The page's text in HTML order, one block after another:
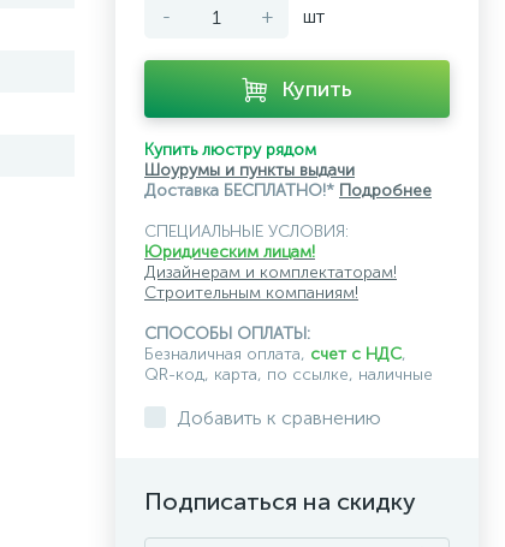
- + шт
Купить
Купить люстру рядом
Шоурумы и пункты выдачи
Доставка БЕСПЛАТНО!* Подробнее
СПЕЦИАЛЬНЫЕ УСЛОВИЯ:
Юридическим лицам!
Дизайнерам и комплектаторам!
Строительным компаниям!
СПОСОБЫ ОПЛАТЫ:
Безналичная оплата, счет с НДС,
QR-код, карта, по ссылке, наличные
Добавить к сравнению
Подписаться на скидку